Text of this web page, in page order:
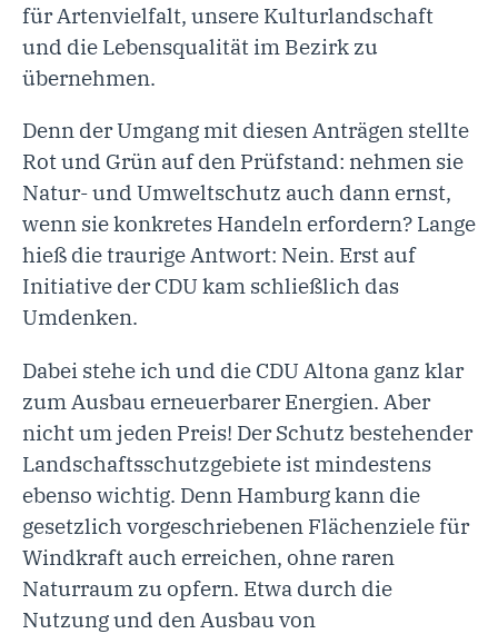
für Artenvielfalt, unsere Kulturlandschaft
und die Lebensqualität im Bezirk zu
übernehmen.
Denn der Umgang mit diesen Anträgen stellte
Rot und Grün auf den Prüfstand: nehmen sie
Natur- und Umweltschutz auch dann ernst,
wenn sie konkretes Handeln erfordern? Lange
hieß die traurige Antwort: Nein. Erst auf
Initiative der CDU kam schließlich das
Umdenken.
Dabei stehe ich und die CDU Altona ganz klar
zum Ausbau erneuerbarer Energien. Aber
nicht um jeden Preis! Der Schutz bestehender
Landschaftsschutzgebiete ist mindestens
ebenso wichtig. Denn Hamburg kann die
gesetzlich vorgeschriebenen Flächenziele für
Windkraft auch erreichen, ohne raren
Naturraum zu opfern. Etwa durch die
Nutzung und den Ausbau von